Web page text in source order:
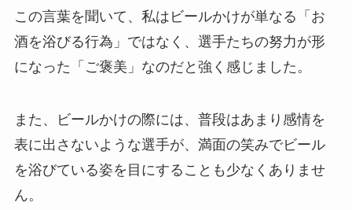
この言葉を聞いて、私はビールかけが単なる「お
酒を浴びる行為」ではなく、選手たちの努力が形
になった「ご褒美」なのだと強く感じました。
また、ビールかけの際には、普段はあまり感情を
表に出さないような選手が、満面の笑みでビール
を浴びている姿を目にすることも少なくありませ
ん。